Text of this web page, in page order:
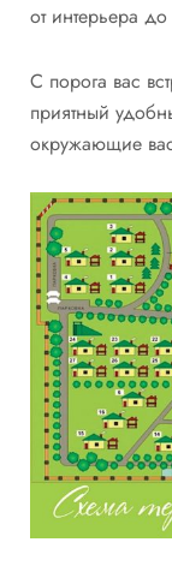
от интерьера
С порога вас
приятный
окружающие